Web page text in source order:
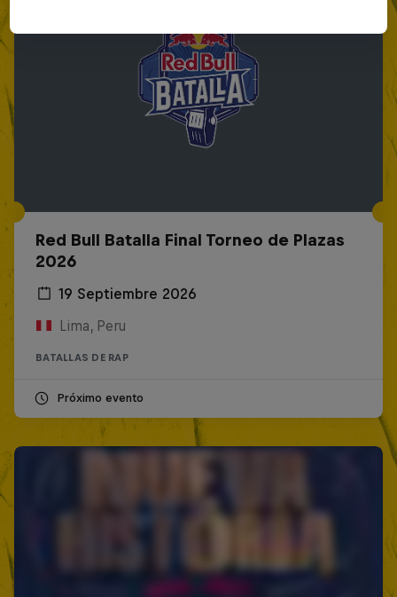
Red Bull Batalla Final Torneo de Plazas
2026
19 Septiembre 2026
Lima, Peru
BATALLAS DE RAP
Próximo evento